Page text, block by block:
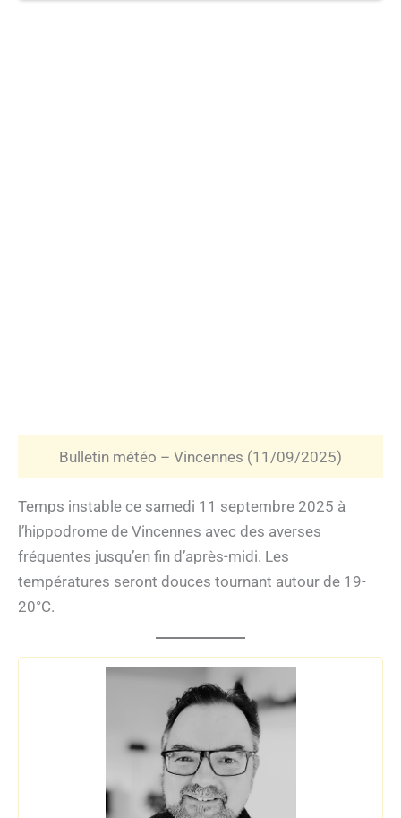
Bulletin météo – Vincennes (11/09/2025)
Temps instable ce samedi 11 septembre 2025 à
l’hippodrome de Vincennes avec des averses
fréquentes jusqu’en fin d’après-midi. Les
températures seront douces tournant autour de 19-
20°C.